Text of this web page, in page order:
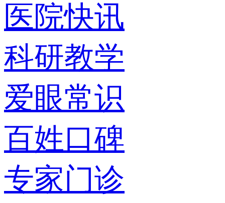
医院快讯
科研教学
爱眼常识
百姓口碑
专家门诊